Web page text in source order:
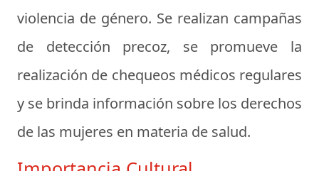
violencia de género. Se realizan campañas
de detección precoz, se promueve la
realización de chequeos médicos regulares
y se brinda información sobre los derechos
de las mujeres en materia de salud.